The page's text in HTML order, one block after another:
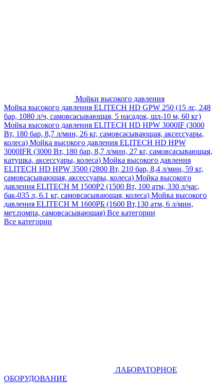
Мойки высокого давления
Мойка высокого давления ELITECH HD GPW 250 (15 лс, 248
бар, 1080 л/ч, самовсасывающая, 5 насадок, шл-10 м, 60 кг)
Мойка высокого давления ELITECH HD HPW 3000IF (3000
Вт, 180 бар, 8,7 л/мин, 26 кг, самовсасывающая, аксессуары,
колеса) Мойка высокого давления ELITECH HD HPW
3000IFR (3000 Вт, 180 бар, 8,7 л/мин, 27 кг, самовсасывающая,
катушка, аксессуары, колеса) Мойка высокого давления
ELITECH HD HPW 3500 (2800 Вт, 210 бар, 8,4 л/мин, 59 кг,
самовсасывающая, аксессуары, колеса) Мойка высокого
давления ELITECH M 1500P2 (1500 Вт, 100 атм, 330 л/час,
бак-035 л, 6.1 кг, самовсасывающая, колеса) Мойка высокого
давления ELITECH М 1600РБ (1600 Вт,130 атм, 6 л/мин,
мет.помпа, самовсасывающая) Все категории
Все категории
ЛАБОРАТОРНОЕ
ОБОРУДОВАНИЕ